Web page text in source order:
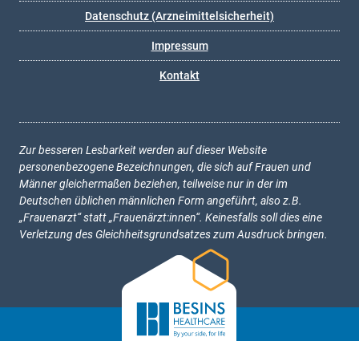
Datenschutz (Arzneimittelsicherheit)
Impressum
Kontakt
Zur besseren Lesbarkeit werden auf dieser Website
personenbezogene Bezeichnungen, die sich auf Frauen und
Männer gleichermaßen beziehen, teilweise nur in der im
Deutschen üblichen männlichen Form angeführt, also z.B.
„Frauenarzt“ statt „Frauenärzt:innen“. Keinesfalls soll dies eine
Verletzung des Gleichheitsgrundsatzes zum Ausdruck bringen.